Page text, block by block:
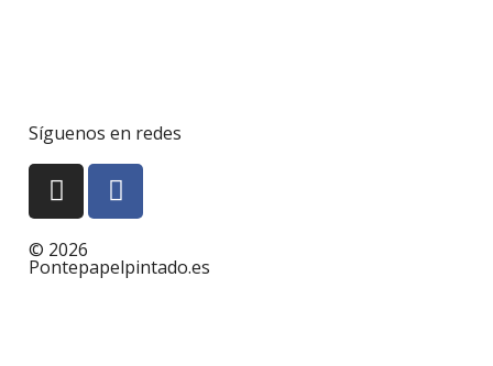
Síguenos en redes
© 2026
Pontepapelpintado.es